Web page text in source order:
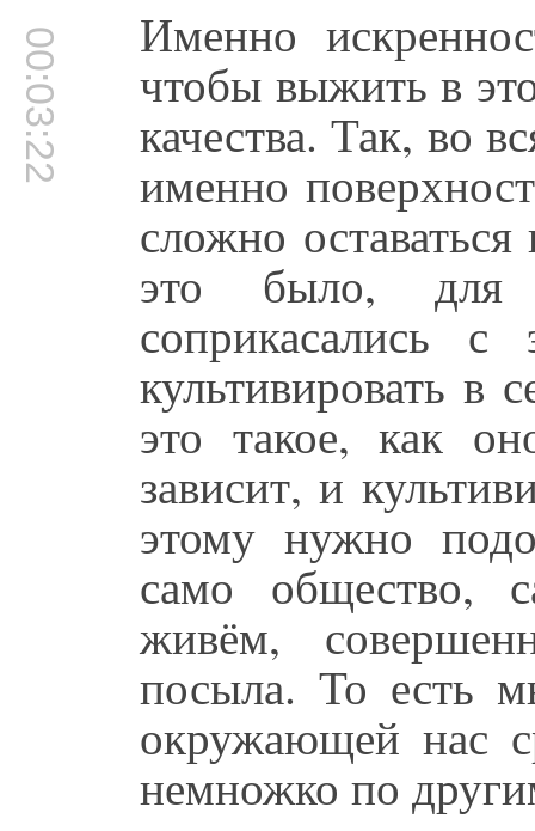
00:03:22 Именно
чтобы выжить в
качества. Так, во
именно
сложно
это было,
соприкасались
культивировать в
это такое, как
зависит, и
этому нужно
само общество,
живём,
посыла. То есть
окружающей нас
немножко по